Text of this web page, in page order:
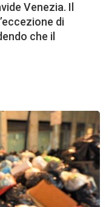
Venezia. Il
di
che il